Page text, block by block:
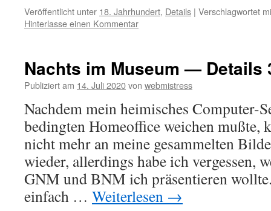
Veröffentlicht unter 18. Jahrhundert, Details | Verschlagwortet
Hinterlasse einen Kommentar
Nachts im Museum — Details
Publiziert am 14. Juli 2020von webmistress
Nachdem mein heimisches Computer-
bedingten Homeoffice weichen mußte,
nicht mehr an meine gesammelten
wieder, allerdings habe ich vergessen,
GNM und BNM ich präsentieren
einfach … Weiterlesen →